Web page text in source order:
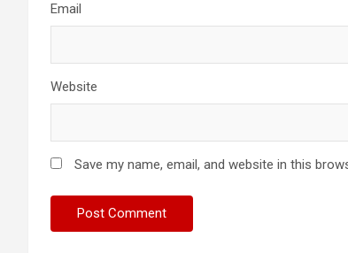
Email
Website
Save my name, email, and website in this